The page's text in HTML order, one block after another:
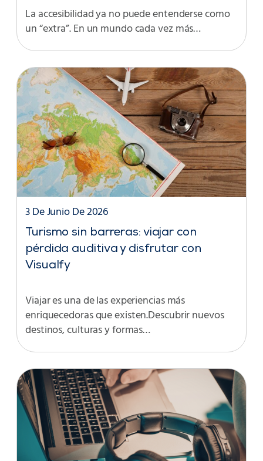
La accesibilidad ya no puede entenderse como
un “extra”. En un mundo cada vez más…
Turismo sin barreras: viajar con
pérdida auditiva y disfrutar con
Visualfy
3 De Junio De 2026
Viajar es una de las experiencias más
enriquecedoras que existen.Descubrir nuevos
destinos, culturas y formas…